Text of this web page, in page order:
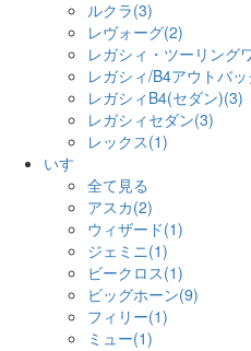
ルクラ(3)
レヴォーグ(2)
レガシィ・ツーリング
レガシィ/B4アウトバ
レガシィB4(セダン)(3)
レガシィセダン(3)
レックス(1)
いすゞ
全て見る
アスカ(2)
ウィザード(1)
ジェミニ(1)
ビークロス(1)
ビッグホーン(9)
フィリー(1)
ミュー(1)